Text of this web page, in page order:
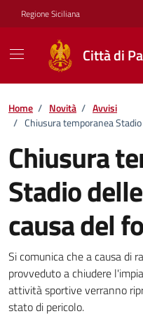
Vai ai contenuti
Vai al footer
Regione Siciliana
Città di
Home / Novità / Avvisi
/ Chiusura temporanea
Chiusura
Stadio
causa del
Dettagli
Si comunica che a causa di
provveduto a chiudere
attività sportive verranno
stato di pericolo.